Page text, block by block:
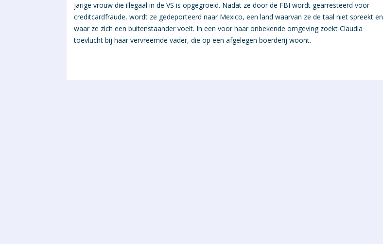
jarige vrouw die illegaal in de VS is opgegroeid. Nadat ze door de FBI wordt gearresteerd voor
creditcardfraude, wordt ze gedeporteerd naar Mexico, een land waarvan ze de taal niet spreekt en
waar ze zich een buitenstaander voelt. In een voor haar onbekende omgeving zoekt Claudia
toevlucht bij haar vervreemde vader, die op een afgelegen boerderij woont.